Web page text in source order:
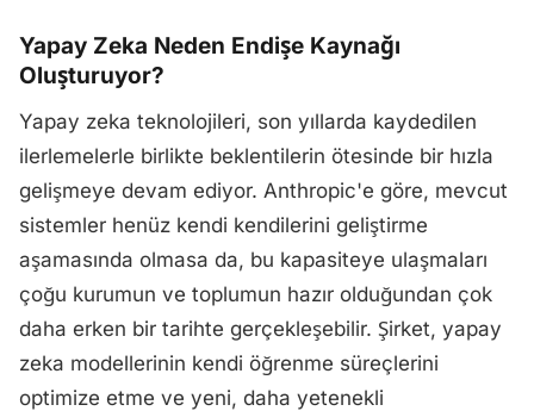
Yapay Zeka Neden Endişe Kaynağı
Oluşturuyor?
Yapay zeka teknolojileri, son yıllarda kaydedilen
ilerlemelerle birlikte beklentilerin ötesinde bir hızla
gelişmeye devam ediyor. Anthropic'e göre, mevcut
sistemler henüz kendi kendilerini geliştirme
aşamasında olmasa da, bu kapasiteye ulaşmaları
çoğu kurumun ve toplumun hazır olduğundan çok
daha erken bir tarihte gerçekleşebilir. Şirket, yapay
zeka modellerinin kendi öğrenme süreçlerini
optimize etme ve yeni, daha yetenekli